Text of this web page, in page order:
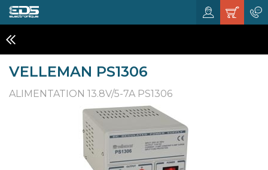
VELLEMAN PS1306
ALIMENTATION 13.8V/5-7A PS1306